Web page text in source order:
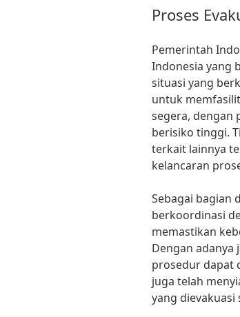
Proses
Pemerintah
Indonesia yang
situasi yang
untuk
segera, dengan
berisiko tinggi.
terkait lainnya
kelancaran
Sebagai bagian
berkoordinasi
memastikan
Dengan adanya
prosedur dapat
juga telah
yang dievakuasi